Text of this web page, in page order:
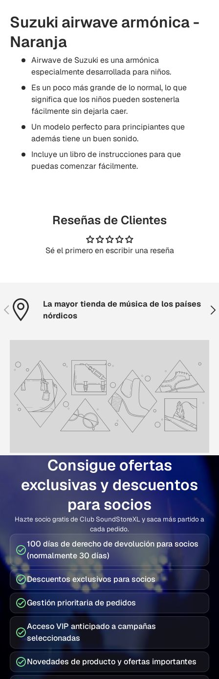
Suzuki airwave armónica -
Naranja
Airwave de Suzuki es una armónica
especialmente desarrollada para niños.
Es un poco más grande de lo normal, lo que
significa que los niños pueden sostenerla
fácilmente sin dejarla caer.
Un modelo perfecto para principiantes que
además tiene un buen sonido.
Incluye un libro de instrucciones para que
puedas comenzar fácilmente.
Reseñas de Clientes
Sé el primero en escribir una reseña
Anterior
La mayor tienda de música de los países
nórdicos
Consigue ofertas
exclusivas y descuentos
para socios
Hazte socio gratis de Club SoundStoreXL y saca más partido a
cada pedido.
100 días de derecho de devolución para socios
(normalmente 30 días)
Descuentos exclusivos para socios
Gestión prioritaria de pedidos
Acceso VIP anticipado a campañas
seleccionadas
Novedades de producto y ofertas importantes